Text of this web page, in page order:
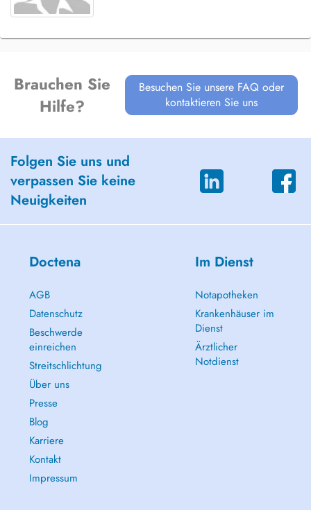
Brauchen Sie
Hilfe?
Besuchen Sie unsere FAQ oder
kontaktieren Sie uns
Folgen Sie uns und
verpassen Sie keine
Neuigkeiten
Doctena
AGB
Datenschutz
Beschwerde
einreichen
Streitschlichtung
Über uns
Presse
Blog
Karriere
Kontakt
Impressum
Im Dienst
Notapotheken
Krankenhäuser im
Dienst
Ärztlicher
Notdienst